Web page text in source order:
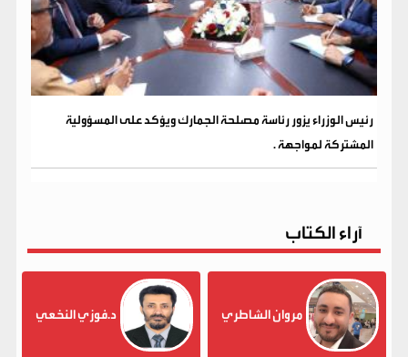
رئيس الوزراء يزور رئاسة مصلحة الجمارك ويؤكد على المسؤولية
المشتركة لمواجهة .
آراء الكتاب
مروان الشاطري د.فوزي النخعي